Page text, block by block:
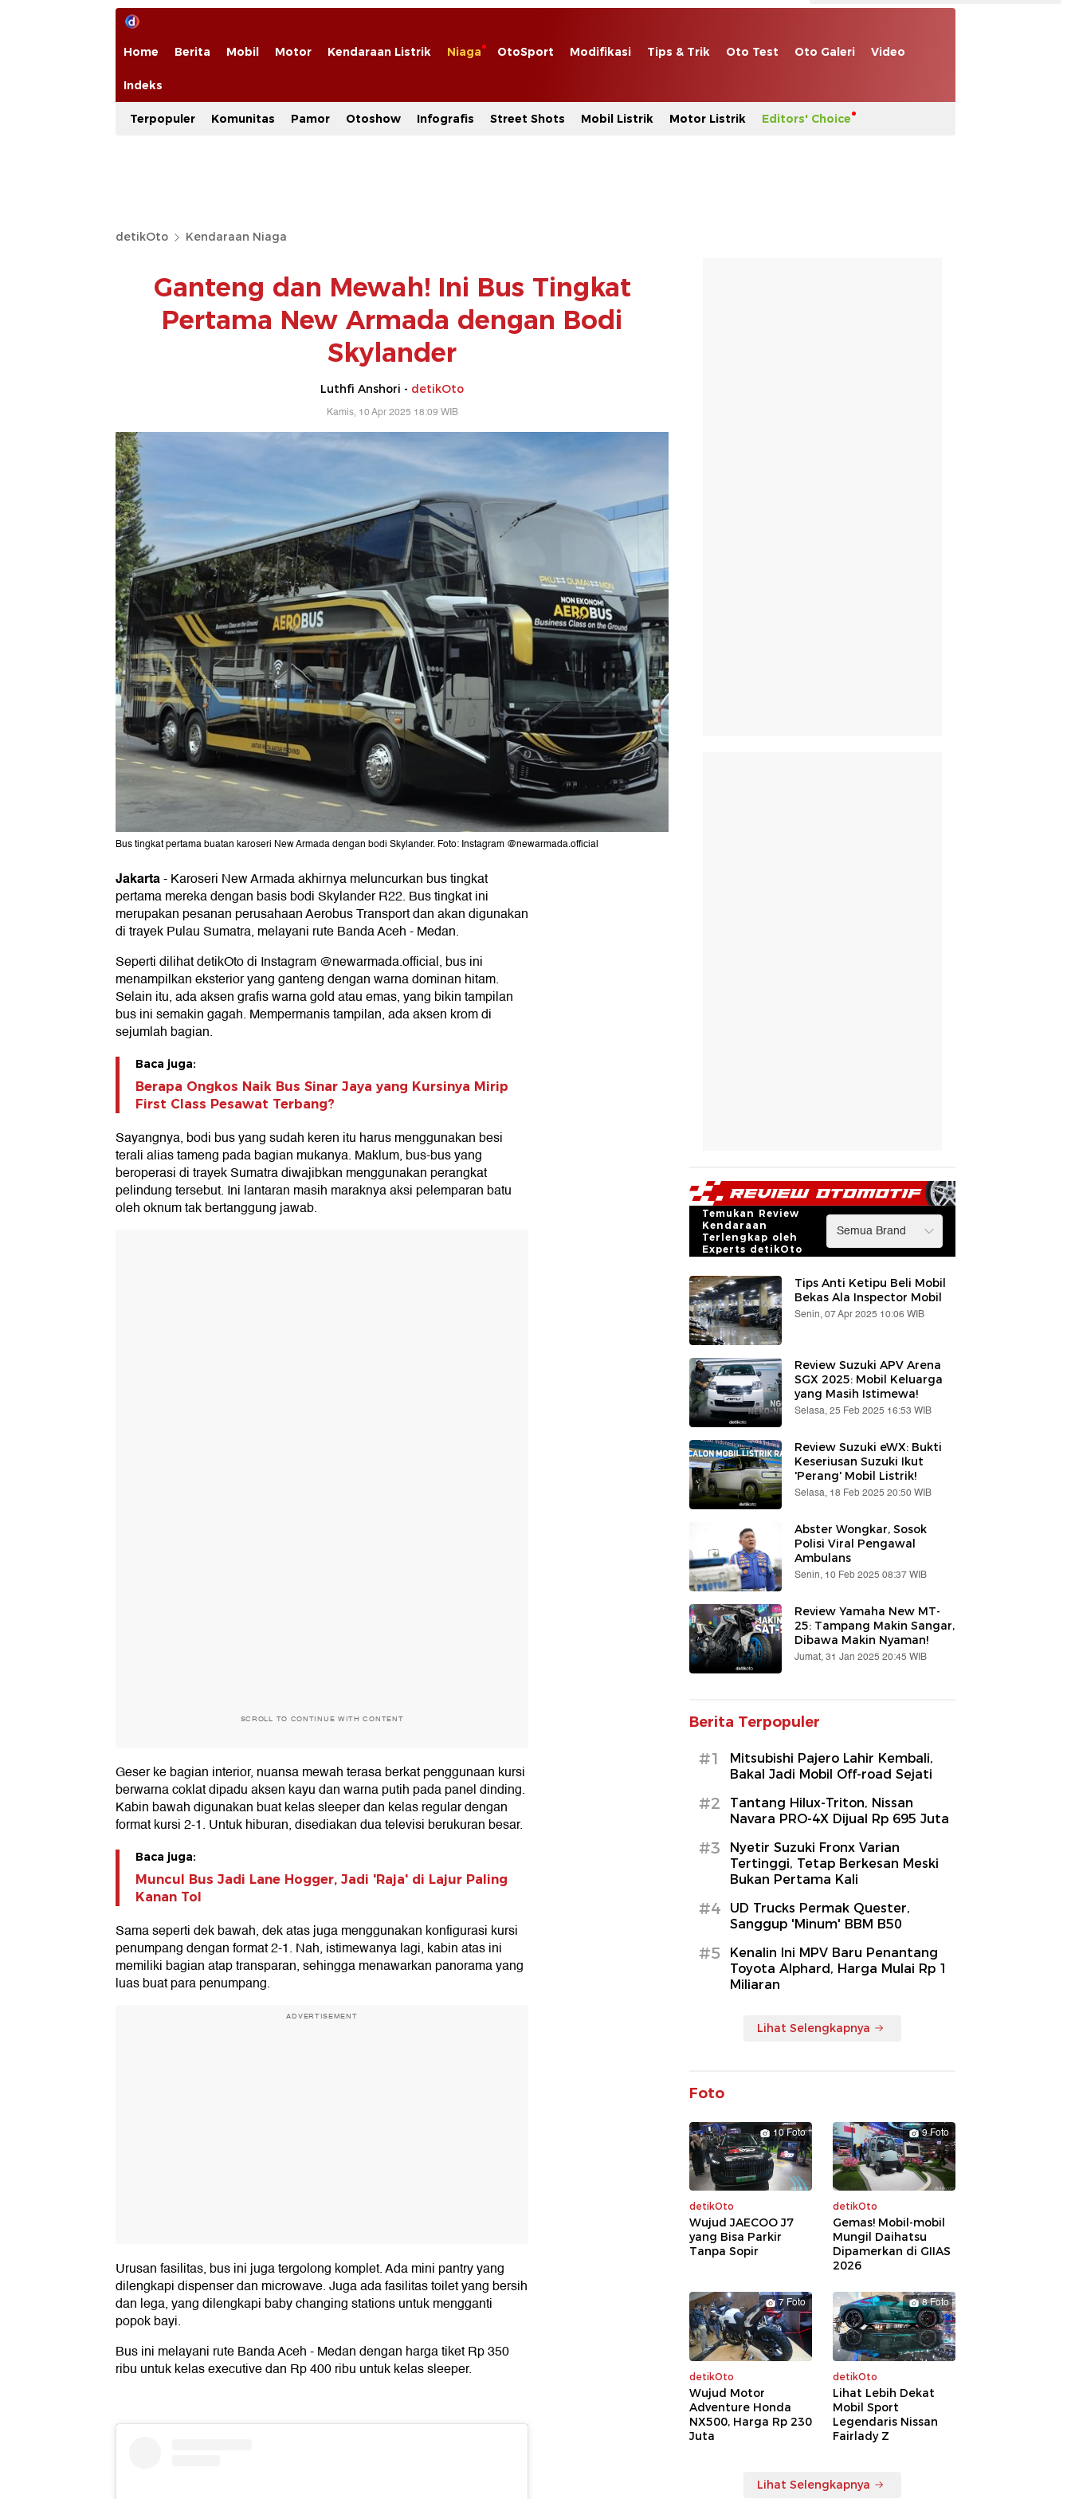
Home Berita Mobil Motor Kendaraan Listrik Niaga OtoSport Modifikasi Tips & Trik Oto Test Oto Galeri Video
Indeks
Terpopuler Komunitas Pamor Otoshow Infografis Street Shots Mobil Listrik Motor Listrik Editors' Choice
detikOto Kendaraan Niaga
Ganteng dan Mewah! Ini Bus Tingkat
Pertama New Armada dengan Bodi
Skylander
Luthfi Anshori - detikOto
Kamis, 10 Apr 2025 18:09 WIB
Bus tingkat pertama buatan karoseri New Armada dengan bodi Skylander. Foto: Instagram @newarmada.official
Jakarta-Karoseri New Armada akhirnya meluncurkan bus tingkat
pertama mereka dengan basis bodi Skylander R22. Bus tingkat ini
merupakan pesanan perusahaan Aerobus Transport dan akan digunakan
di trayek Pulau Sumatra, melayani rute Banda Aceh - Medan.
Seperti dilihat detikOto di Instagram @newarmada.official, bus ini
menampilkan eksterior yang ganteng dengan warna dominan hitam.
Selain itu, ada aksen grafis warna gold atau emas, yang bikin tampilan
bus ini semakin gagah. Mempermanis tampilan, ada aksen krom di
sejumlah bagian.
Baca juga:
Berapa Ongkos Naik Bus Sinar Jaya yang Kursinya Mirip
First Class Pesawat Terbang?
Sayangnya, bodi bus yang sudah keren itu harus menggunakan besi
terali alias tameng pada bagian mukanya. Maklum, bus-bus yang
beroperasi di trayek Sumatra diwajibkan menggunakan perangkat
pelindung tersebut. Ini lantaran masih maraknya aksi pelemparan batu
oleh oknum tak bertanggung jawab.
SCROLL TO CONTINUE WITH CONTENT
Geser ke bagian interior, nuansa mewah terasa berkat penggunaan kursi
berwarna coklat dipadu aksen kayu dan warna putih pada panel dinding.
Kabin bawah digunakan buat kelas sleeper dan kelas regular dengan
format kursi 2-1. Untuk hiburan, disediakan dua televisi berukuran besar.
Baca juga:
Muncul Bus Jadi Lane Hogger, Jadi 'Raja' di Lajur Paling
Kanan Tol
Sama seperti dek bawah, dek atas juga menggunakan konfigurasi kursi
penumpang dengan format 2-1. Nah, istimewanya lagi, kabin atas ini
memiliki bagian atap transparan, sehingga menawarkan panorama yang
luas buat para penumpang.
ADVERTISEMENT
Urusan fasilitas, bus ini juga tergolong komplet. Ada mini pantry yang
dilengkapi dispenser dan microwave. Juga ada fasilitas toilet yang bersih
dan lega, yang dilengkapi baby changing stations untuk mengganti
popok bayi.
Bus ini melayani rute Banda Aceh - Medan dengan harga tiket Rp 350
ribu untuk kelas executive dan Rp 400 ribu untuk kelas sleeper.
Temukan Review
Kendaraan
Terlengkap oleh
Experts detikOto
Tips Anti Ketipu Beli Mobil
Bekas Ala Inspector Mobil
Senin, 07 Apr 2025 10:06 WIB
Review Suzuki APV Arena
SGX 2025: Mobil Keluarga
yang Masih Istimewa!
Selasa, 25 Feb 2025 16:53 WIB
Review Suzuki eWX: Bukti
Keseriusan Suzuki Ikut
'Perang' Mobil Listrik!
Selasa, 18 Feb 2025 20:50 WIB
Abster Wongkar, Sosok
Polisi Viral Pengawal
Ambulans
Senin, 10 Feb 2025 08:37 WIB
Review Yamaha New MT-
25: Tampang Makin Sangar,
Dibawa Makin Nyaman!
Jumat, 31 Jan 2025 20:45 WIB
Berita Terpopuler
#1
Mitsubishi Pajero Lahir Kembali,
Bakal Jadi Mobil Off-road Sejati
#2
Tantang Hilux-Triton, Nissan
Navara PRO-4X Dijual Rp 695 Juta
#3
Nyetir Suzuki Fronx Varian
Tertinggi, Tetap Berkesan Meski
Bukan Pertama Kali
#4
UD Trucks Permak Quester,
Sanggup 'Minum' BBM B50
#5
Kenalin Ini MPV Baru Penantang
Toyota Alphard, Harga Mulai Rp 1
Miliaran
Lihat Selengkapnya
Foto
10 Foto
detikOto
Wujud JAECOO J7
yang Bisa Parkir
Tanpa Sopir
9 Foto
detikOto
Gemas! Mobil-mobil
Mungil Daihatsu
Dipamerkan di GIIAS
2026
7 Foto
detikOto
Wujud Motor
Adventure Honda
NX500, Harga Rp 230
Juta
8 Foto
detikOto
Lihat Lebih Dekat
Mobil Sport
Legendaris Nissan
Fairlady Z
Lihat Selengkapnya